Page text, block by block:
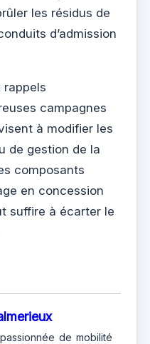
les résidus de
d’admission
rappels
campagnes
à modifier les
de gestion de la
composants
en concession
suffire à écarter le
de mobilité